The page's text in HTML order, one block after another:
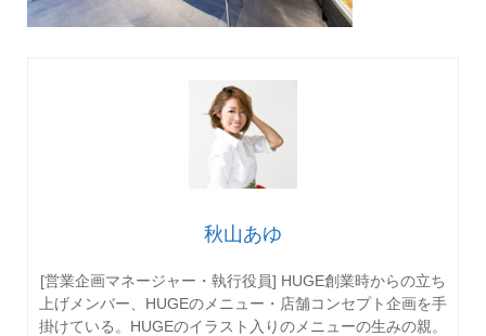
秋山あゆ
[営業企画マネージャー・執行役員] HUGE創業時からの立ち
上げメンバー、HUGEのメニュー・店舗コンセプト企画を手
掛けている。HUGEのイラスト入りのメニューの生みの親。